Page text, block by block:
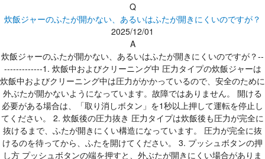
Q
炊飯ジャーのふたが開かない、あるいはふたが開きにくいのですが？
2025/12/01
A
炊飯ジャーのふたが開かない、あるいはふたが開きにくいのですが？--
-------------1. 炊飯中およびクリーニング中 圧力タイプの炊飯ジャーは
炊飯中およびクリーニング中は圧力がかかっているので、安全のために
外ぶたが開かないようになっています。故障ではありません。 開ける
必要がある場合は、「取り消しボタン」を1秒以上押して運転を停止し
てください。 2. 炊飯後の圧力抜き 圧力タイプは炊飯後も圧力が完全に
抜けるまで、ふたが開きにくい構造になっています。 圧力が完全に抜
けるのを待ってから、ふたを開けてください。 3. プッシュボタンの押
し方 プッシュボタンの端を押すと、外ぶたが開きにくい場合がありま